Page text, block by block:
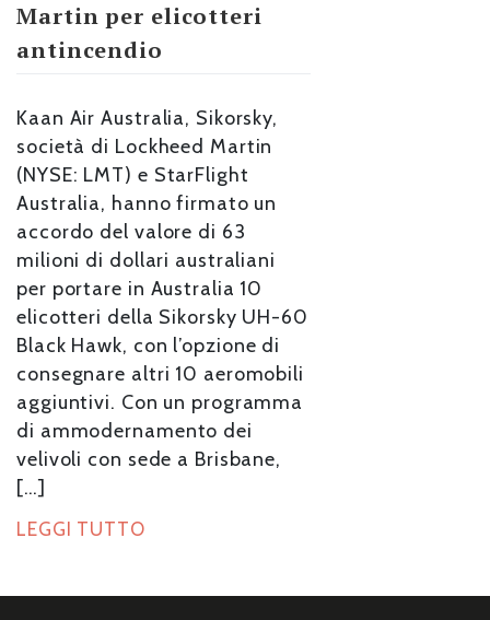
Martin per elicotteri
antincendio
Kaan Air Australia, Sikorsky,
società di Lockheed Martin
(NYSE: LMT) e StarFlight
Australia, hanno firmato un
accordo del valore di 63
milioni di dollari australiani
per portare in Australia 10
elicotteri della Sikorsky UH-60
Black Hawk, con l’opzione di
consegnare altri 10 aeromobili
aggiuntivi. Con un programma
di ammodernamento dei
velivoli con sede a Brisbane,
[…]
LEGGI TUTTO